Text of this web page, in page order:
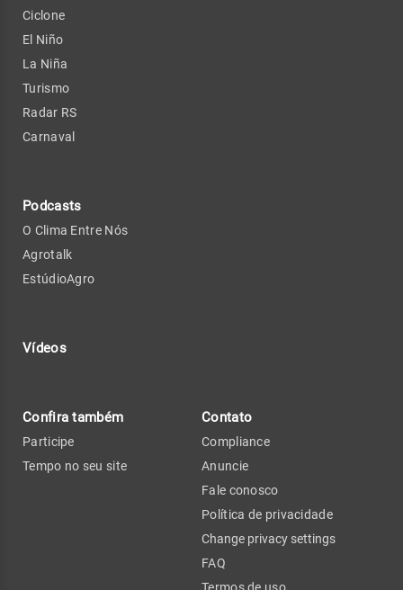
Ciclone
El Niño
La Niña
Turismo
Radar RS
Carnaval
Podcasts
O Clima Entre Nós
Agrotalk
EstúdioAgro
Vídeos
Confira também
Participe
Tempo no seu site
Contato
Compliance
Anuncie
Fale conosco
Política de privacidade
Change privacy settings
FAQ